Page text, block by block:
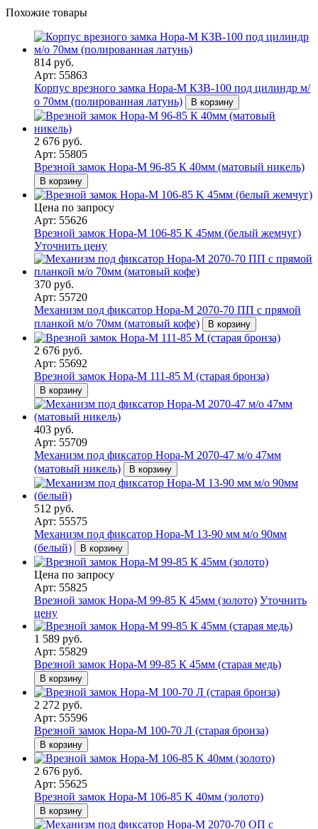
Похожие товары
814 руб.
Арт: 55863
Корпус врезного замка Нора-М КЗВ-100 под цилиндр м/
о 70мм (полированная латунь)
В корзину
2 676 руб.
Арт: 55805
Врезной замок Нора-М 96-85 К 40мм (матовый никель)
В корзину
Цена по запросу
Арт: 55626
Врезной замок Нора-М 106-85 K 45мм (белый жемчуг)
Уточнить цену
370 руб.
Арт: 55720
Механизм под фиксатор Нора-М 2070-70 ПП с прямой
планкой м/о 70мм (матовый кофе)
В корзину
2 676 руб.
Арт: 55692
Врезной замок Нора-М 111-85 М (старая бронза)
В корзину
403 руб.
Арт: 55709
Механизм под фиксатор Нора-М 2070-47 м/о 47мм
(матовый никель)
В корзину
512 руб.
Арт: 55575
Механизм под фиксатор Нора-М 13-90 мм м/о 90мм
(белый)
В корзину
Цена по запросу
Арт: 55825
Врезной замок Нора-М 99-85 К 45мм (золото) Уточнить
цену
1 589 руб.
Арт: 55829
Врезной замок Нора-М 99-85 К 45мм (старая медь)
В корзину
2 272 руб.
Арт: 55596
Врезной замок Нора-М 100-70 Л (старая бронза)
В корзину
2 676 руб.
Арт: 55625
Врезной замок Нора-М 106-85 K 40мм (золото)
В корзину